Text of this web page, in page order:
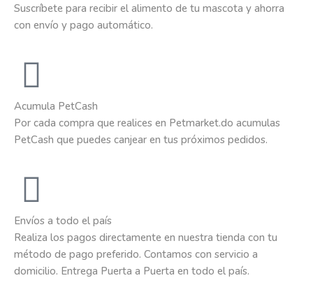
Suscríbete para recibir el alimento de tu mascota y ahorra
con envío y pago automático.
Acumula PetCash
Por cada compra que realices en Petmarket.do acumulas
PetCash que puedes canjear en tus próximos pedidos.
Envíos a todo el país
Realiza los pagos directamente en nuestra tienda con tu
método de pago preferido. Contamos con servicio a
domicilio. Entrega Puerta a Puerta en todo el país.